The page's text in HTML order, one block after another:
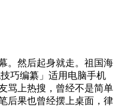
然后起身就走。祖国海
巧编纂」适用电脑手机
骂上热搜，曾经不是简单
后果也曾经摆上桌面，律